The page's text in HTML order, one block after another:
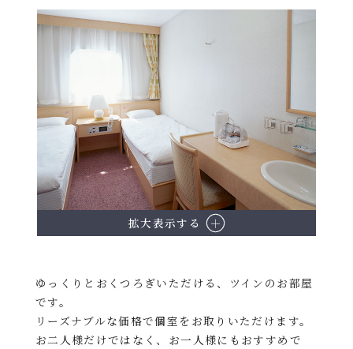
拡大表示する
ゆっくりとおくつろぎいただける、ツインのお部屋
です。
リーズナブルな価格で個室をお取りいただけます。
お二人様だけではなく、お一人様にもおすすめで